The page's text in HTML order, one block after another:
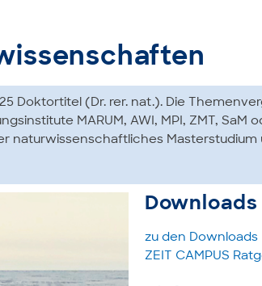
Doktortitel (Dr. rer. nat.). Die
MARUM, AWI, MPI, ZMT, SaM
natur­wissen­­schaftliches
Downloads
zu den Downloads
ZEIT CAMPUS